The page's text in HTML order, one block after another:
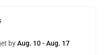
byAug. 10 - Aug. 17